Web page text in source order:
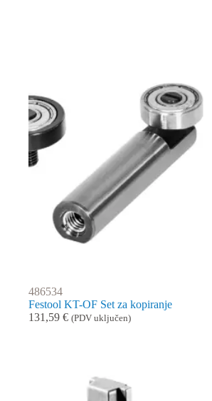
486534
Festool KT-OF Set za kopiranje
131,59 € (PDV uključen)